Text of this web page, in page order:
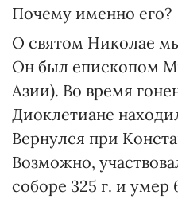
Почему именно его?
О святом Николае
Он был епископом
Азии). Во время
Диоклетиане
Вернулся при
Возможно,
соборе 325 г. и умер